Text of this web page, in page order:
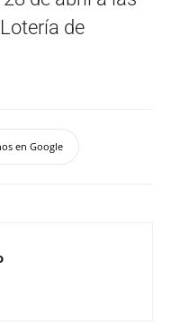
de
en Google